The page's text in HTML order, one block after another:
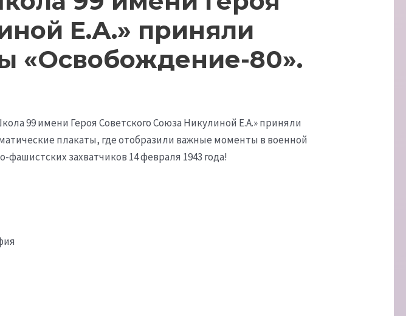
Е.А.» приняли
«Освобождение-80».
99 имени Героя Советского Союза Никулиной Е.А.» приняли
плакаты, где отобразили важные моменты в военной
захватчиков 14 февраля 1943 года!